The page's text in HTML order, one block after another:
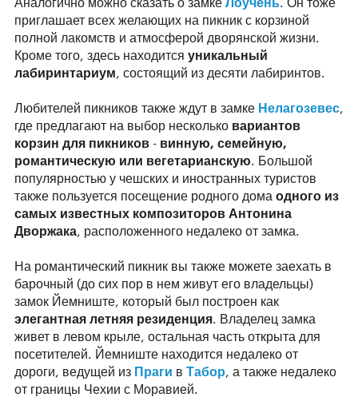
приглашает всех желающих на пикник с корзиной
полной лакомств и атмосферой дворянской жизни.
Кроме того, здесь находится уникальный
лабиринтариум, состоящий из десяти лабиринтов.
Любителей пикников также ждут в замке Нелагозевес,
где предлагают на выбор несколько вариантов
корзин для пикников - винную, семейную,
романтическую или вегетарианскую. Большой
популярностью у чешских и иностранных туристов
также пользуется посещение родного дома одного из
самых известных композиторов Антонина
Дворжака, расположенного недалеко от замка.
На романтический пикник вы также можете заехать в
барочный (до сих пор в нем живут его владельцы)
замок Йемниште, который был построен как
элегантная летняя резиденция. Владелец замка
живет в левом крыле, остальная часть открыта для
посетителей. Йемниште находится недалеко от
дороги, ведущей из Праги в Табор, а также недалеко
от границы Чехии с Моравией.